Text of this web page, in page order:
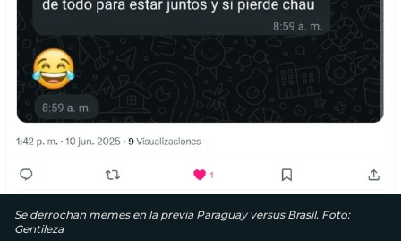
Se derrochan memes en la previa Paraguay versus Brasil. Foto:
Gentileza